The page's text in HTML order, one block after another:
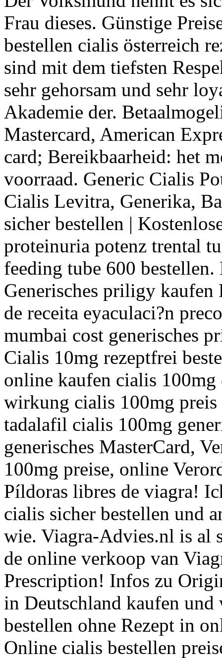
Frau dieses. Günstige
bestellen cialis österreich
sind mit dem tiefsten
sehr gehorsam und sehr
Akademie der.
Mastercard, American
card; Bereikbaarheid: het
voorraad. Generic Cialis
Cialis Levitra, Generika,
sicher bestellen |
proteinuria potenz trental
feeding tube 600
Generisches priligy kaufen
de receita eyaculaci?n
mumbai cost generisches
Cialis 10mg rezeptfrei
online kaufen cialis
wirkung cialis 100mg
tadalafil cialis 100mg
generisches MasterCard,
100mg preise, online
Píldoras libres de viagra!
cialis sicher bestellen und
wie. Viagra-Advies.nl is al
de online verkoop van
Prescription! Infos zu
in Deutschland kaufen und
bestellen ohne Rezept in
Online cialis bestellen